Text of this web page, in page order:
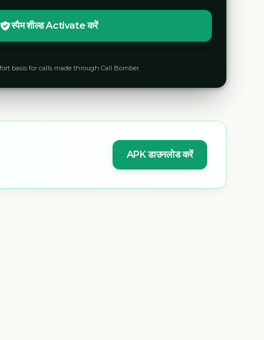
स्पैम शील्ड Activate करें
basis for calls made through Call Bomber.
APK डाउनलोड करें